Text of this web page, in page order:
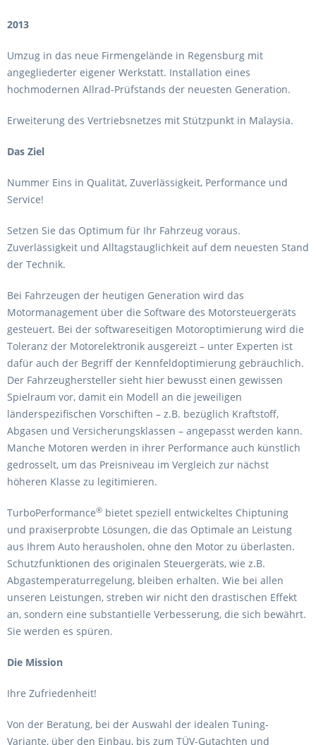
2013
Umzug in das neue Firmengelände in Regensburg mit
angegliederter eigener Werkstatt. Installation eines
hochmodernen Allrad-Prüfstands der neuesten Generation.
Erweiterung des Vertriebsnetzes mit Stützpunkt in Malaysia.
Das Ziel
Nummer Eins in Qualität, Zuverlässigkeit, Performance und
Service!
Setzen Sie das Optimum für Ihr Fahrzeug voraus.
Zuverlässigkeit und Alltagstauglichkeit auf dem neuesten Stand
der Technik.
Bei Fahrzeugen der heutigen Generation wird das
Motormanagement über die Software des Motorsteuergeräts
gesteuert. Bei der softwareseitigen Motoroptimierung wird die
Toleranz der Motorelektronik ausgereizt – unter Experten ist
dafür auch der Begriff der Kennfeldoptimierung gebräuchlich.
Der Fahrzeughersteller sieht hier bewusst einen gewissen
Spielraum vor, damit ein Modell an die jeweiligen
länderspezifischen Vorschiften – z.B. bezüglich Kraftstoff,
Abgasen und Versicherungsklassen – angepasst werden kann.
Manche Motoren werden in ihrer Performance auch künstlich
gedrosselt, um das Preisniveau im Vergleich zur nächst
höheren Klasse zu legitimieren.
TurboPerformance® bietet speziell entwickeltes Chiptuning
und praxiserprobte Lösungen, die das Optimale an Leistung
aus Ihrem Auto herausholen, ohne den Motor zu überlasten.
Schutzfunktionen des originalen Steuergeräts, wie z.B.
Abgastemperaturregelung, bleiben erhalten. Wie bei allen
unseren Leistungen, streben wir nicht den drastischen Effekt
an, sondern eine substantielle Verbesserung, die sich bewährt.
Sie werden es spüren.
Die Mission
Ihre Zufriedenheit!
Von der Beratung, bei der Auswahl der idealen Tuning-
Variante, über den Einbau, bis zum TÜV-Gutachten und